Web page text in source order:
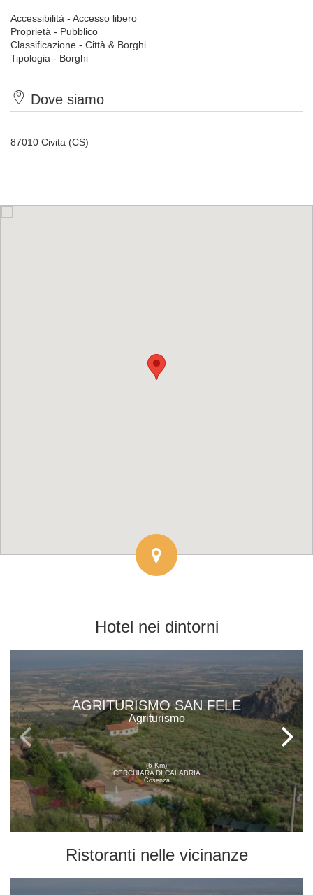
Accessibilità - Accesso libero
Proprietà - Pubblico
Classificazione - Città & Borghi
Tipologia - Borghi
Dove siamo
87010 Civita (CS)
Hotel nei dintorni
AGRITURISMO SAN FELE
Agriturismo
(6 Km)
CERCHIARA DI CALABRIA
Cosenza
Ristoranti nelle vicinanze